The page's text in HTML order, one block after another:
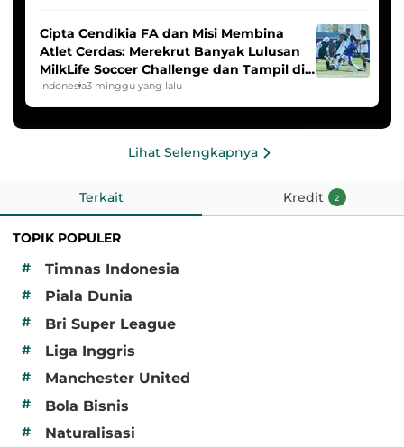
Cipta Cendikia FA dan Misi Membina
Atlet Cerdas: Merekrut Banyak Lulusan
MilkLife Soccer Challenge dan Tampil di
HYDROPLUS Soccer League
Indonesia3 minggu yang lalu
Lihat Selengkapnya
Terkait Kredit 2
TOPIK POPULER
#
Timnas Indonesia
# Piala Dunia
# Bri Super League
# Liga Inggris
# Manchester United
# Bola Bisnis
# Naturalisasi